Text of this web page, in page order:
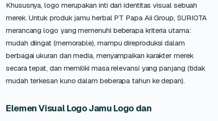
Khususnya, logo merupakan inti dari identitas visual sebuah
merek. Untuk produk jamu herbal PT Papa Aii Group, SURIOTA
merancang logo yang memenuhi beberapa kriteria utama:
mudah diingat (memorable), mampu direproduksi dalam
berbagai ukuran dan media, menyampaikan karakter merek
secara tepat, dan memiliki masa relevansi yang panjang (tidak
mudah terkesan kuno dalam beberapa tahun ke depan).
Elemen Visual Logo Jamu Logo dan